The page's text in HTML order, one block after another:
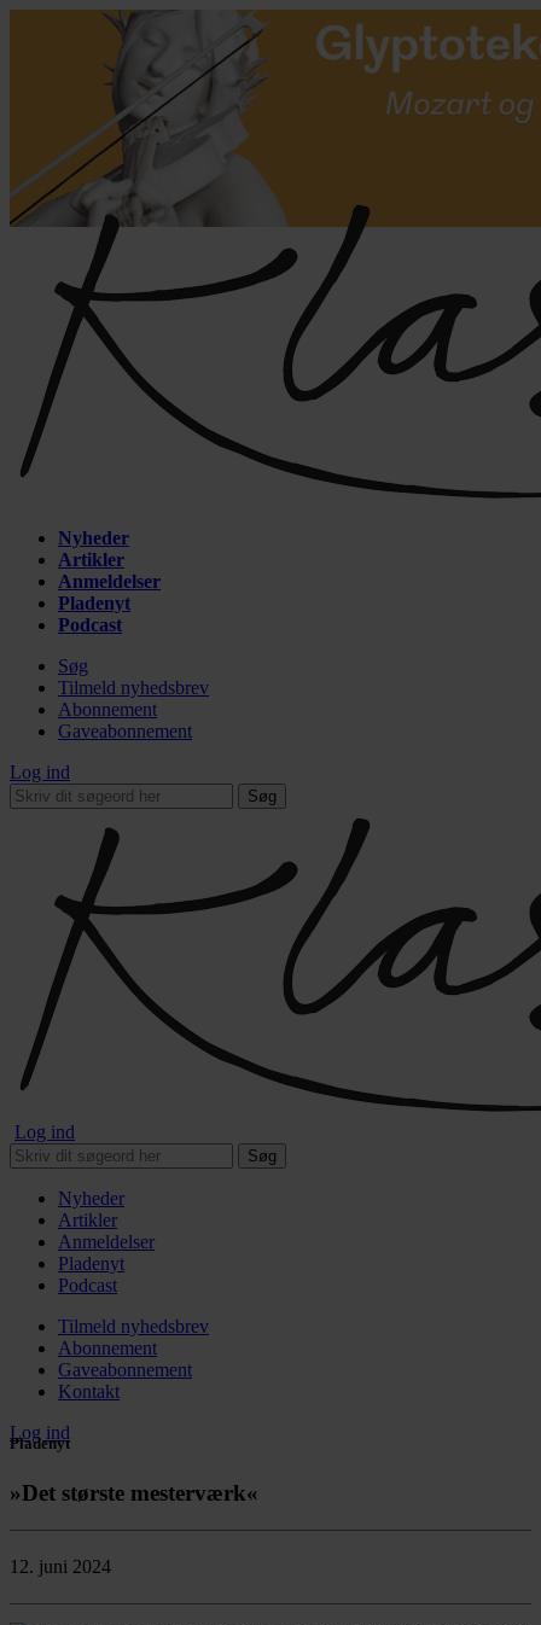
Nyheder
Artikler
Anmeldelser
Pladenyt
Podcast
Søg
Tilmeld nyhedsbrev
Abonnement
Gaveabonnement
Log ind
Søg
Log ind
Søg
Nyheder
Artikler
Anmeldelser
Pladenyt
Podcast
Tilmeld nyhedsbrev
Abonnement
Gaveabonnement
Kontakt
Log ind
Pladenyt
»Det største mesterværk«
12. juni 2024